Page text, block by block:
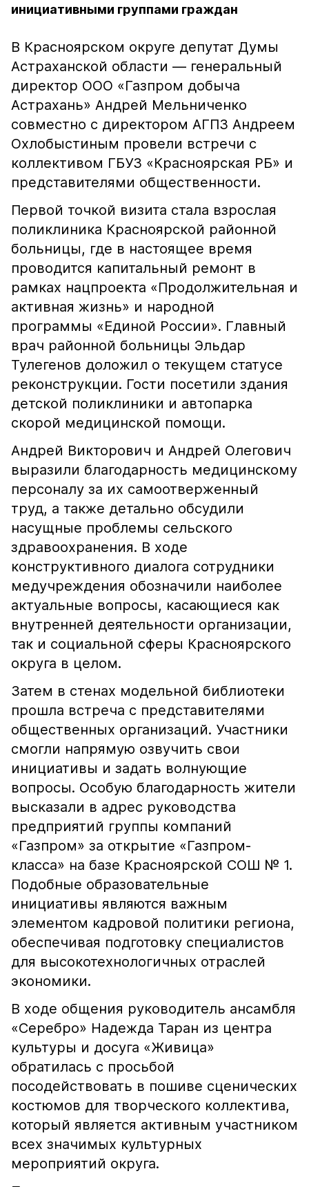
инициативными группами граждан
В Красноярском округе депутат Думы
Астраханской области — генеральный
директор ООО «Газпром добыча
Астрахань» Андрей Мельниченко
совместно с директором АГПЗ Андреем
Охлобыстиным провели встречи с
коллективом ГБУЗ «Красноярская РБ» и
представителями общественности.
Первой точкой визита стала взрослая
поликлиника Красноярской районной
больницы, где в настоящее время
проводится капитальный ремонт в
рамках нацпроекта «Продолжительная и
активная жизнь» и народной
программы «Единой России». Главный
врач районной больницы Эльдар
Тулегенов доложил о текущем статусе
реконструкции. Гости посетили здания
детской поликлиники и автопарка
скорой медицинской помощи.
Андрей Викторович и Андрей Олегович
выразили благодарность медицинскому
персоналу за их самоотверженный
труд, а также детально обсудили
насущные проблемы сельского
здравоохранения. В ходе
конструктивного диалога сотрудники
медучреждения обозначили наиболее
актуальные вопросы, касающиеся как
внутренней деятельности организации,
так и социальной сферы Красноярского
округа в целом.
Затем в стенах модельной библиотеки
прошла встреча с представителями
общественных организаций. Участники
смогли напрямую озвучить свои
инициативы и задать волнующие
вопросы. Особую благодарность жители
высказали в адрес руководства
предприятий группы компаний
«Газпром» за открытие «Газпром-
класса» на базе Красноярской СОШ № 1.
Подобные образовательные
инициативы являются важным
элементом кадровой политики региона,
обеспечивая подготовку специалистов
для высокотехнологичных отраслей
экономики.
В ходе общения руководитель ансамбля
«Серебро» Надежда Таран из центра
культуры и досуга «Живица»
обратилась с просьбой
посодействовать в пошиве сценических
костюмов для творческого коллектива,
который является активным участником
всех значимых культурных
мероприятий округа.